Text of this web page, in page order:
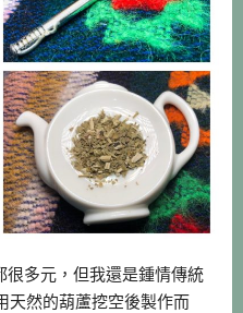
多元，但我還是鍾情傳統
天然的葫蘆挖空後製作而